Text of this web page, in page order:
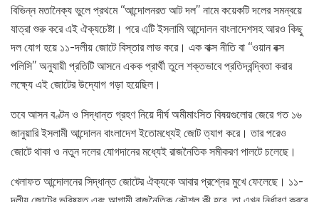
বিভিন্ন মতানৈক্য ভুলে প্রথমে ‘‘আন্দোলনরত আট দল’’ নামে কয়েকটি দলের সমন্বয়ে
যাত্রা শুরু করে এই ঐক্যচেষ্টা। পরে এটি ইসলামি আন্দোলন বাংলাদেশসহ আরও কিছু
দল যোগ হয়ে ১১-দলীয় জোটে বিস্তার লাভ করে। এক বাক্স নীতি বা ‘‘ওয়ান বক্স
পলিসি’’ অনুযায়ী প্রতিটি আসনে একক প্রার্থী তুলে শক্তভাবে প্রতিদ্বন্দ্বিতা করার
লক্ষ্যে এই জোটের উদ্যোগ গড়া হয়েছিল।
তবে আসন বণ্টন ও সিদ্ধান্ত গ্রহণ নিয়ে দীর্ঘ অমীমাংসিত বিষয়গুলোর জেরে গত ১৬
জানুয়ারি ইসলামী আন্দোলন বাংলাদেশ ইতোমধ্যেই জোট ত্যাগ করে। তার পরেও
জোটে থাকা ও নতুন দলের যোগদানের মধ্যেই রাজনৈতিক সমীকরণ পালটে চলেছে।
খেলাফত আন্দোলনের সিদ্ধান্ত জোটের ঐক্যকে আবার প্রশ্নের মুখে ফেলেছে। ১১-